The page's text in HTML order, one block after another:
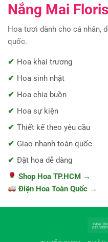
Nắng Mai
Hoa tươi dành cho cá nhân,
quốc.
Hoa khai trương
Hoa sinh nhật
Hoa chia buồn
Hoa sự kiện
Thiết kế theo yêu cầu
Giao nhanh toàn quốc
Đặt hoa dễ dàng
Shop Hoa TP.HCM →
Điện Hoa Toàn Quốc →